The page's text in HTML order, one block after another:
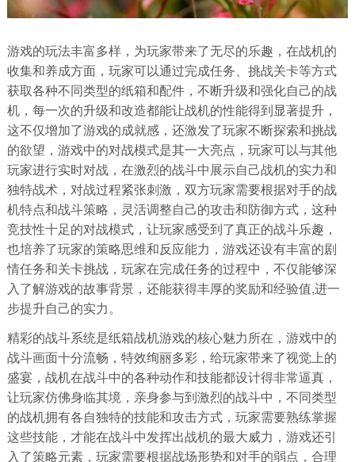
游戏的玩法丰富多样，为玩家带来了无尽的乐趣，在战机的
收集和养成方面，玩家可以通过完成任务、挑战关卡等方式
获取各种不同类型的纸箱和配件，不断升级和强化自己的战
机，每一次的升级和改造都能让战机的性能得到显著提升，
这不仅增加了游戏的成就感，还激发了玩家不断探索和挑战
的欲望，游戏中的对战模式是其一大亮点，玩家可以与其他
玩家进行实时对战，在激烈的战斗中展示自己战机的实力和
独特战术，对战过程紧张刺激，双方玩家需要根据对手的战
机特点和战斗策略，灵活调整自己的攻击和防御方式，这种
竞技性十足的对战模式，让玩家感受到了真正的战斗乐趣，
也培养了玩家的策略思维和反应能力，游戏还设有丰富的剧
情任务和关卡挑战，玩家在完成任务的过程中，不仅能够深
入了解游戏的故事背景，还能获得丰厚的奖励和经验值,进一
步提升自己的实力。
精彩的战斗系统是纸箱战机游戏的核心魅力所在，游戏中的
战斗画面十分流畅，特效绚丽多彩，给玩家带来了视觉上的
盛宴，战机在战斗中的各种动作和技能都设计得非常逼真，
让玩家仿佛身临其境，亲身参与到激烈的战斗中，不同类型
的战机拥有各自独特的技能和攻击方式，玩家需要熟练掌握
这些技能，才能在战斗中发挥出战机的最大威力，游戏还引
入了策略元素，玩家需要根据战场形势和对手的弱点，合理